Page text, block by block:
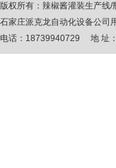
版权所有： 辣椒酱灌装生产线/
石家庄派克龙自动化设备公司
电话：18739940729 地 址：